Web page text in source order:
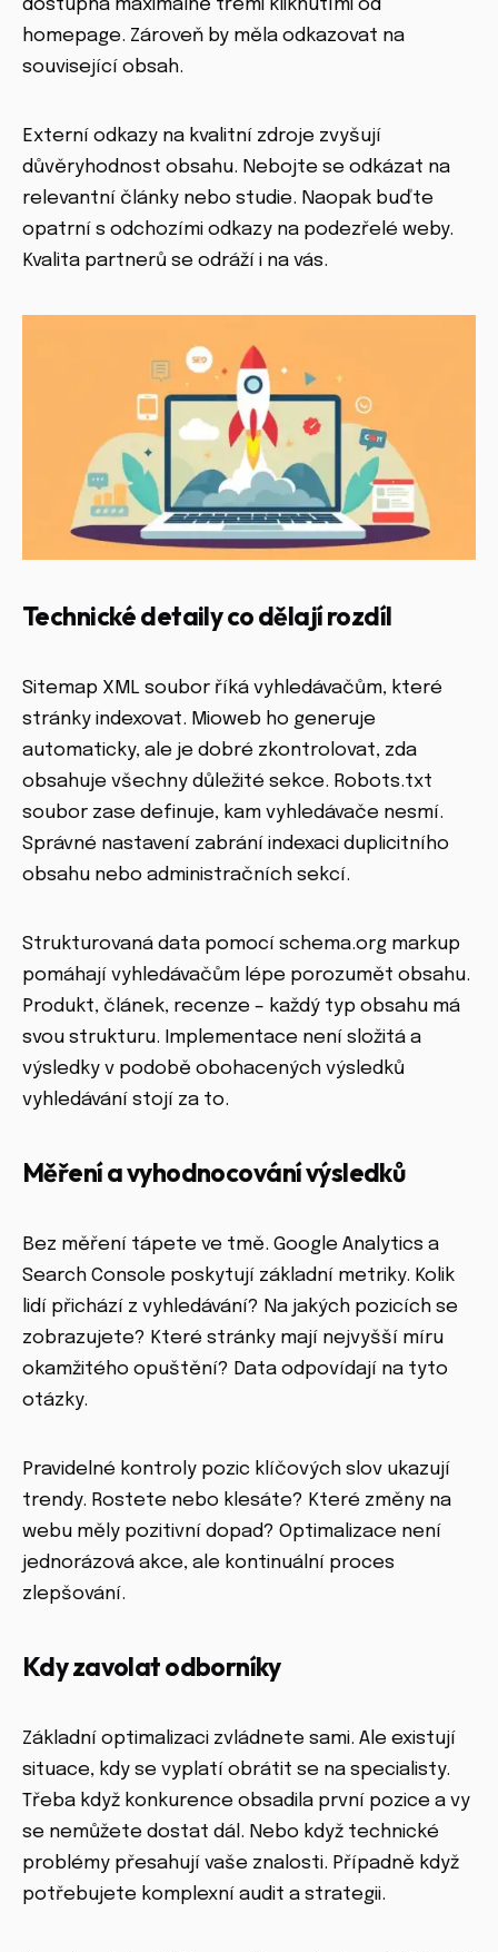
dostupná maximálně třemi kliknutími od
homepage. Zároveň by měla odkazovat na
související obsah.
Externí odkazy na kvalitní zdroje zvyšují
důvěryhodnost obsahu. Nebojte se odkázat na
relevantní články nebo studie. Naopak buďte
opatrní s odchozími odkazy na podezřelé weby.
Kvalita partnerů se odráží i na vás.
Technické detaily co dělají rozdíl
Sitemap XML soubor říká vyhledávačům, které
stránky indexovat. Mioweb ho generuje
automaticky, ale je dobré zkontrolovat, zda
obsahuje všechny důležité sekce. Robots.txt
soubor zase definuje, kam vyhledávače nesmí.
Správné nastavení zabrání indexaci duplicitního
obsahu nebo administračních sekcí.
Strukturovaná data pomocí schema.org markup
pomáhají vyhledávačům lépe porozumět obsahu.
Produkt, článek, recenze – každý typ obsahu má
svou strukturu. Implementace není složitá a
výsledky v podobě obohacených výsledků
vyhledávání stojí za to.
Měření a vyhodnocování výsledků
Bez měření tápete ve tmě. Google Analytics a
Search Console poskytují základní metriky. Kolik
lidí přichází z vyhledávání? Na jakých pozicích se
zobrazujete? Které stránky mají nejvyšší míru
okamžitého opuštění? Data odpovídají na tyto
otázky.
Pravidelné kontroly pozic klíčových slov ukazují
trendy. Rostete nebo klesáte? Které změny na
webu měly pozitivní dopad? Optimalizace není
jednorázová akce, ale kontinuální proces
zlepšování.
Kdy zavolat odborníky
Základní optimalizaci zvládnete sami. Ale existují
situace, kdy se vyplatí obrátit se na specialisty.
Třeba když konkurence obsadila první pozice a vy
se nemůžete dostat dál. Nebo když technické
problémy přesahují vaše znalosti. Případně když
potřebujete komplexní audit a strategii.